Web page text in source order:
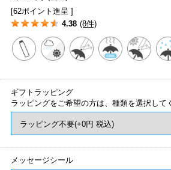
[62ポイント進呈 ]
4.38 (8件)
ギフトラッピング
ラッピングをご希望の方は、種類を選択して
メッセージシール